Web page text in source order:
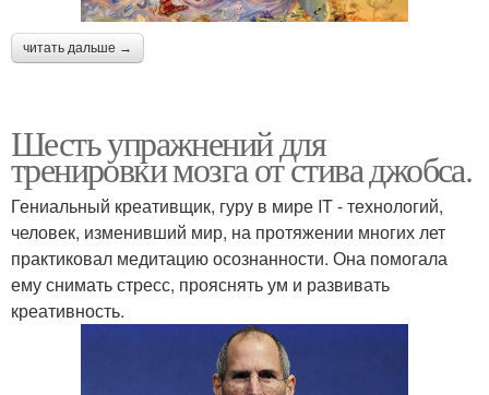
читать дальше →
Шесть упражнений для
тренировки мозга от стива джобса.
Гениальный креативщик, гуру в мире IT - технологий,
человек, изменивший мир, на протяжении многих лет
практиковал медитацию осознанности. Она помогала
ему снимать стресс, прояснять ум и развивать
креативность.